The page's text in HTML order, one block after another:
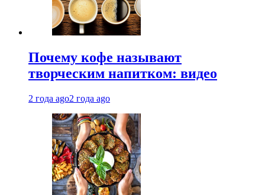
Почему кофе называют
творческим напитком: видео
2 года ago2 года ago